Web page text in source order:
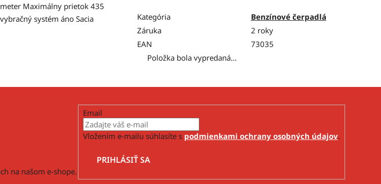
Maximálny prietok 435
systém áno Sacia
Kategória
Benzínové čerpadlá
Záruka
2 roky
EAN
73035
Položka bola vypredaná…
na našom e-shope.
Email
Vložením e-mailu súhlasíte s podmienkami ochrany osobných údajov.
PRIHLÁSIŤ SA